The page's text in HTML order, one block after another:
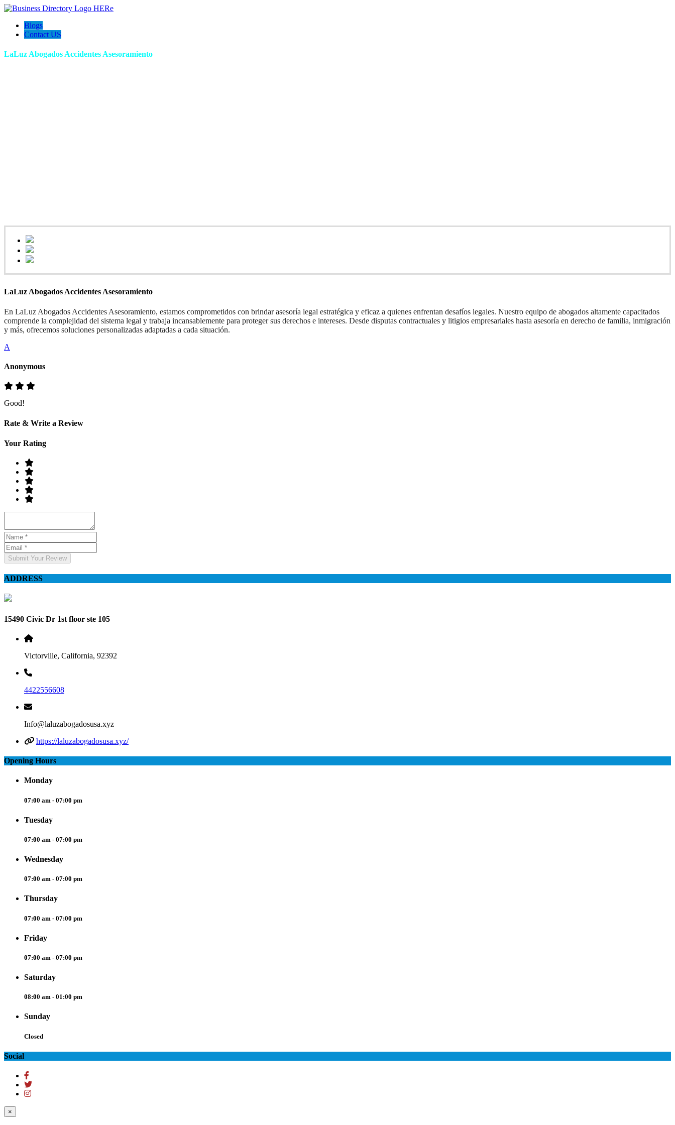
Blogs
Contact US
LaLuz Abogados Accidentes Asesoramiento
LaLuz Abogados Accidentes Asesoramiento
En ​LaLuz Abogados Accidentes Asesoramiento, estamos comprometidos con brindar asesoría legal estratégica y eficaz a quienes enfrentan desafíos legales. Nuestro equipo de abogados altamente capacitados
comprende la complejidad del sistema legal y trabaja incansablemente para proteger sus derechos e intereses. Desde disputas contractuales y litigios empresariales hasta asesoría en derecho de familia, inmigración
y más, ofrecemos soluciones personalizadas adaptadas a cada situación.
A
Anonymous
Good!
Rate & Write a Review
Your Rating
Submit Your Review
ADDRESS
15490 Civic Dr 1st floor ste 105
Victorville, California, 92392
4422556608
Info@laluzabogadosusa.xyz
https://laluzabogadosusa.xyz/
Opening Hours
Monday
07:00 am - 07:00 pm
Tuesday
07:00 am - 07:00 pm
Wednesday
07:00 am - 07:00 pm
Thursday
07:00 am - 07:00 pm
Friday
07:00 am - 07:00 pm
Saturday
08:00 am - 01:00 pm
Sunday
Closed
Social
×